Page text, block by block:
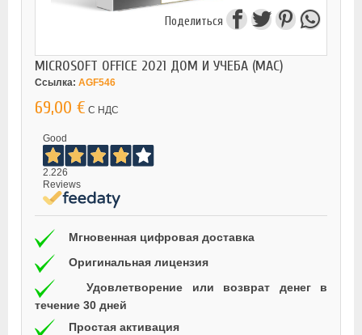
Поделиться
MICROSOFT OFFICE 2021 ДОМ И УЧЕБА (MAC)
Ссылка: AGF546
69,00 € С НДС
Good
2.226
Reviews
Мгновенная цифровая доставка
Оригинальная лицензия
Удовлетворение или возврат денег в
течение 30 дней
Простая активация